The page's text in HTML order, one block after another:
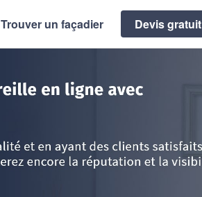
Trouver un façadier Devis gratuit